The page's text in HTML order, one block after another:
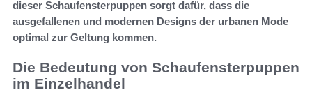
dieser Schaufensterpuppen sorgt dafür, dass die
ausgefallenen und modernen Designs der urbanen Mode
optimal zur Geltung kommen.
Die Bedeutung von Schaufensterpuppen
im Einzelhandel